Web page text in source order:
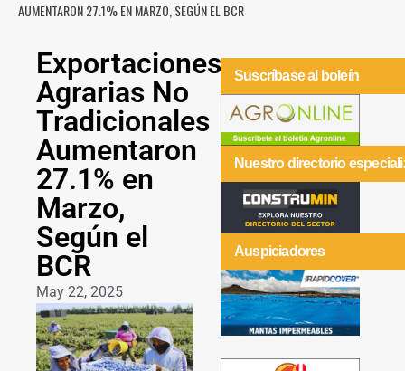
AUMENTARON 27.1% EN MARZO, SEGÚN EL BCR
Exportaciones
Agrarias No
Tradicionales
Aumentaron
27.1% en
Marzo,
Según el
BCR
May 22, 2025
Suscríbase al boleín
Nuestro directorio
Auspiciadores